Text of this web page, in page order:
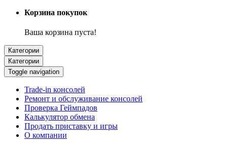
Корзина покупок
Ваша корзина пуста!
Категории
Категории
Toggle navigation
Trade-in консолей
Ремонт и обслуживание консолей
Проверка Геймпадов
Калькулятор обмена
Продать приставку и игры
О компании